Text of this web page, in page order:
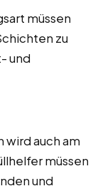
müssen
zu
und
auch am
müssen
und